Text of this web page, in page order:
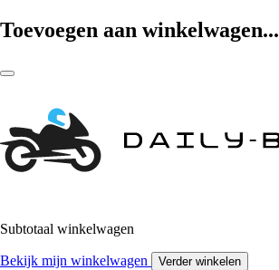
Toevoegen aan winkelwagen...
Subtotaal winkelwagen
Bekijk mijn winkelwagen Verder winkelen